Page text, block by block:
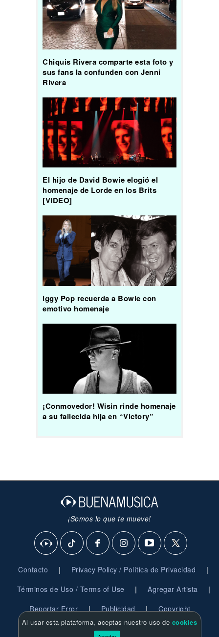
Chiquis Rivera comparte esta foto y
sus fans la confunden con Jenni
Rivera
El hijo de David Bowie elogió el
homenaje de Lorde en los Brits
[VIDEO]
Iggy Pop recuerda a Bowie con
emotivo homenaje
¡Conmovedor! Wisin rinde homenaje
a su fallecida hija en “Victory”
¡Somos lo que te mueve!
Contacto | Privacy Policy / Política de Privacidad |
Términos de Uso / Terms of Use | Agregar Artista |
Reportar Error | Publicidad | Copyright
© 2026 BuenaMusica.com - Derechos Reservados
Al usar esta plataforma, aceptas nuestro uso de cookies